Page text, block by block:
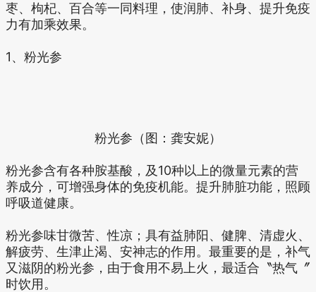
枣、枸杞、百合等一同料理，使润肺、补身、提升免疫
力有加乘效果。
1、粉光参
粉光参（图：龚安妮）
粉光参含有各种胺基酸，及10种以上的微量元素的营
养成分，可增强身体的免疫机能。提升肺脏功能，照顾
呼吸道健康。
粉光参味甘微苦、性凉；具有益肺阳、健脾、清虚火、
解疲劳、生津止渴、安神志的作用。最重要的是，补气
又滋阴的粉光参，由于食用不易上火，最适合〝热气〞
时饮用。